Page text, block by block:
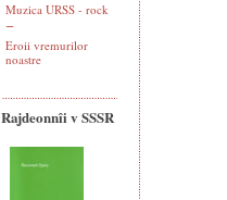
Muzica URSS - rock
Eroii vremurilor
noastre
Rajdeonnîi v SSSR